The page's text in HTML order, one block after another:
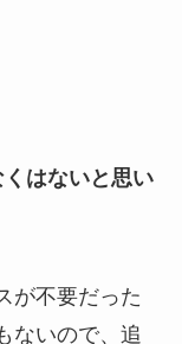
はないと思い
が不要だった
ないので、追